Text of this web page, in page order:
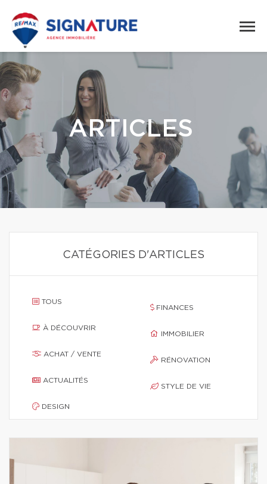
ARTICLES
CATÉGORIES D'ARTICLES
TOUS
À DÉCOUVRIR
ACHAT / VENTE
ACTUALITÉS
DESIGN
FINANCES
IMMOBILIER
RÉNOVATION
STYLE DE VIE